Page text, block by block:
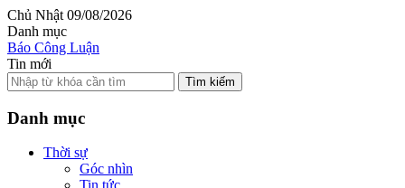
Chủ Nhật 09/08/2026
Danh mục
Báo Công Luận
Tin mới
Tìm kiếm
Danh mục
Thời sự
Góc nhìn